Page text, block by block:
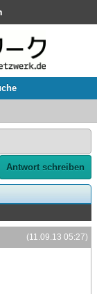
Antwort schreiben
(11.09.13 05:27)